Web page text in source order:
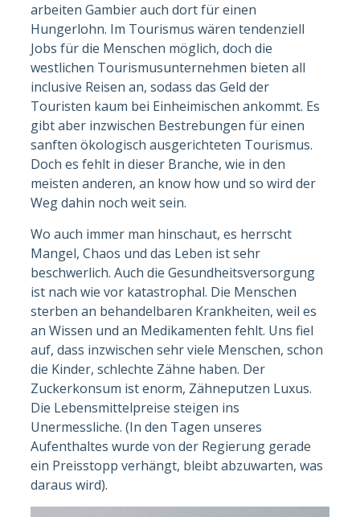
arbeiten Gambier auch dort für einen
Hungerlohn. Im Tourismus wären tendenziell
Jobs für die Menschen möglich, doch die
westlichen Tourismusunternehmen bieten all
inclusive Reisen an, sodass das Geld der
Touristen kaum bei Einheimischen ankommt. Es
gibt aber inzwischen Bestrebungen für einen
sanften ökologisch ausgerichteten Tourismus.
Doch es fehlt in dieser Branche, wie in den
meisten anderen, an know how und so wird der
Weg dahin noch weit sein.
Wo auch immer man hinschaut, es herrscht
Mangel, Chaos und das Leben ist sehr
beschwerlich. Auch die Gesundheitsversorgung
ist nach wie vor katastrophal. Die Menschen
sterben an behandelbaren Krankheiten, weil es
an Wissen und an Medikamenten fehlt. Uns fiel
auf, dass inzwischen sehr viele Menschen, schon
die Kinder, schlechte Zähne haben. Der
Zuckerkonsum ist enorm, Zähneputzen Luxus.
Die Lebensmittelpreise steigen ins
Unermessliche. (In den Tagen unseres
Aufenthaltes wurde von der Regierung gerade
ein Preisstopp verhängt, bleibt abzuwarten, was
daraus wird).